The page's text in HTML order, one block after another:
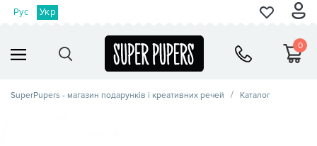
Рус Укр
0
SuperPupers - магазин подарунків і креативних речей Каталог